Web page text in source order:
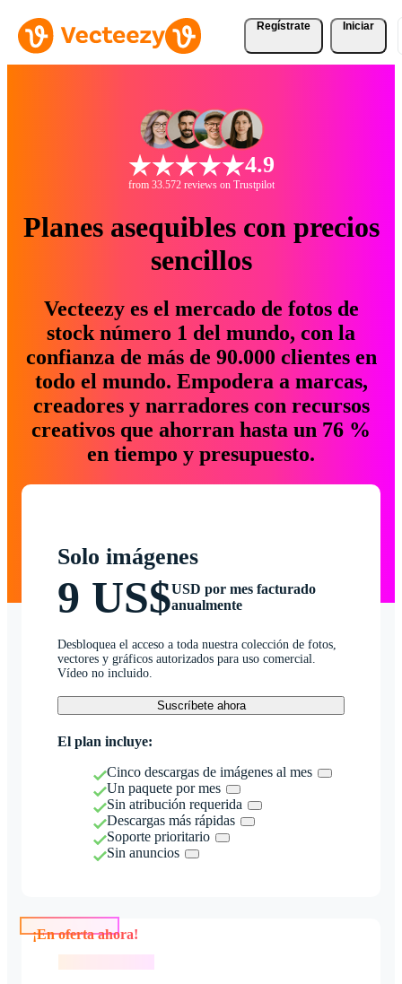
Regístrate Iniciar
4.9
from 33.572 reviews on Trustpilot
Planes asequibles con precios
sencillos
Vecteezy es el mercado de fotos de
stock número 1 del mundo, con la
confianza de más de 90.000 clientes en
todo el mundo. Empodera a marcas,
creadores y narradores con recursos
creativos que ahorran hasta un 76 %
en tiempo y presupuesto.
Solo imágenes
9 US$USD por mes facturado
anualmente
Desbloquea el acceso a toda nuestra colección de fotos,
vectores y gráficos autorizados para uso comercial.
Vídeo no incluido.
Suscríbete ahora
El plan incluye:
Cinco descargas de imágenes al mes
Un paquete por mes
Sin atribución requerida
Descargas más rápidas
Soporte prioritario
Sin anuncios